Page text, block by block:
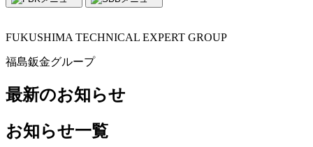
FUKUSHIMA TECHNICAL EXPERT GROUP
福島鈑金グループ
最新のお知らせ
お知らせ一覧